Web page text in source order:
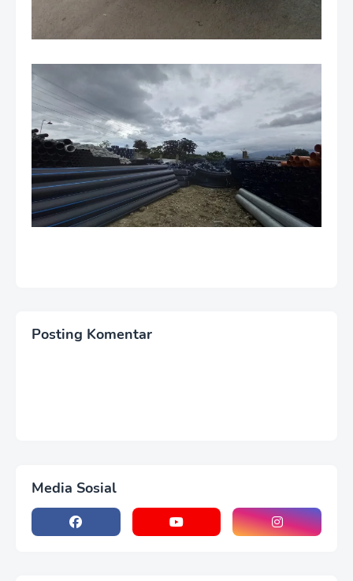
Posting Komentar
Media Sosial